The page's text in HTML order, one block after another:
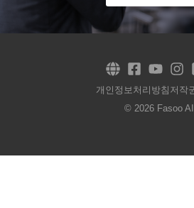
개인정보처리방침 저작
© 2026 Fasoo AI